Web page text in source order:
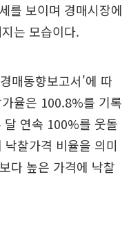
를 보이며 경매시장에
는 모습이다.
매동향보고서'에 따
율은 100.8%를 기록
연속 100%를 웃돌
찰가격 비율을 의미
다 높은 가격에 낙찰